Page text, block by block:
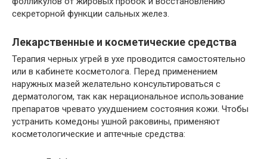
секреторной функции сальных желез.
Лекарственные и косметические средства
Терапия черных угрей в ухе проводится самостоятельно
или в кабинете косметолога. Перед применением
наружных мазей желательно консультироваться с
дерматологом, так как нерациональное использование
препаратов чревато ухудшением состояния кожи. Чтобы
устранить комедоны ушной раковины, применяют
косметологические и аптечные средства: